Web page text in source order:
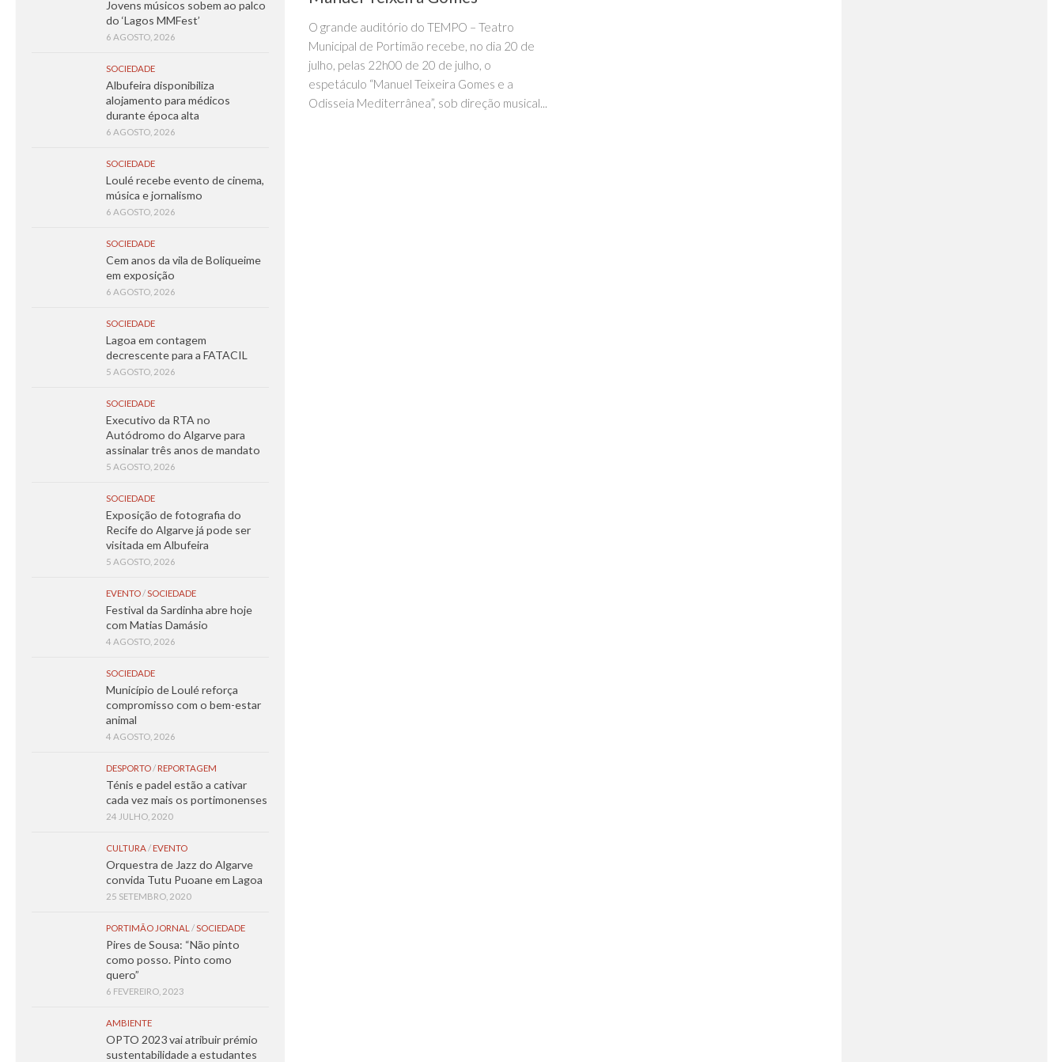
O grande auditório do TEMPO – Teatro
Municipal de Portimão recebe, no dia 20 de
julho, pelas 22h00 de 20 de julho, o
espetáculo “Manuel Teixeira Gomes e a
Odisseia Mediterrânea”, sob direção musical...
Jovens músicos sobem ao palco
do ‘Lagos MMFest’
6 AGOSTO, 2026
SOCIEDADE
Albufeira disponibiliza
alojamento para médicos
durante época alta
6 AGOSTO, 2026
SOCIEDADE
Loulé recebe evento de cinema,
música e jornalismo
6 AGOSTO, 2026
SOCIEDADE
Cem anos da vila de Boliqueime
em exposição
6 AGOSTO, 2026
SOCIEDADE
Lagoa em contagem
decrescente para a FATACIL
5 AGOSTO, 2026
SOCIEDADE
Executivo da RTA no
Autódromo do Algarve para
assinalar três anos de mandato
5 AGOSTO, 2026
SOCIEDADE
Exposição de fotografia do
Recife do Algarve já pode ser
visitada em Albufeira
5 AGOSTO, 2026
EVENTO/SOCIEDADE
Festival da Sardinha abre hoje
com Matias Damásio
4 AGOSTO, 2026
SOCIEDADE
Município de Loulé reforça
compromisso com o bem-estar
animal
4 AGOSTO, 2026
DESPORTO/ REPORTAGEM
Ténis e padel estão a cativar
cada vez mais os portimonenses
24 JULHO, 2020
CULTURA/ EVENTO
Orquestra de Jazz do Algarve
convida Tutu Puoane em Lagoa
25 SETEMBRO, 2020
PORTIMÃO JORNAL /SOCIEDADE
Pires de Sousa: “Não pinto
como posso. Pinto como
quero”
6 FEVEREIRO, 2023
AMBIENTE
OPTO 2023 vai atribuir prémio
sustentabilidade a estudantes